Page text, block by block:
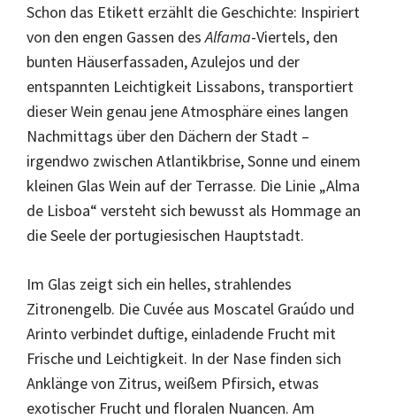
Schon das Etikett erzählt die Geschichte: Inspiriert
von den engen Gassen desAlfama-Viertels, den
bunten Häuserfassaden, Azulejos und der
entspannten Leichtigkeit Lissabons, transportiert
dieser Wein genau jene Atmosphäre eines langen
Nachmittags über den Dächern der Stadt –
irgendwo zwischen Atlantikbrise, Sonne und einem
kleinen Glas Wein auf der Terrasse. Die Linie „Alma
de Lisboa“ versteht sich bewusst als Hommage an
die Seele der portugiesischen Hauptstadt.
Im Glas zeigt sich ein helles, strahlendes
Zitronengelb. Die Cuvée aus Moscatel Graúdo und
Arinto verbindet duftige, einladende Frucht mit
Frische und Leichtigkeit. In der Nase finden sich
Anklänge von Zitrus, weißem Pfirsich, etwas
exotischer Frucht und floralen Nuancen. Am